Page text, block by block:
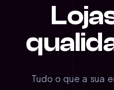
Tudo o que a sua